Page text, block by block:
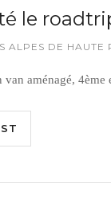
le
ALPES DE HAUTE
van aménagé,